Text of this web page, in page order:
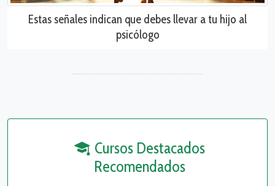
Estas señales indican que debes llevar a tu hijo al
psicólogo
Cursos Destacados
Recomendados